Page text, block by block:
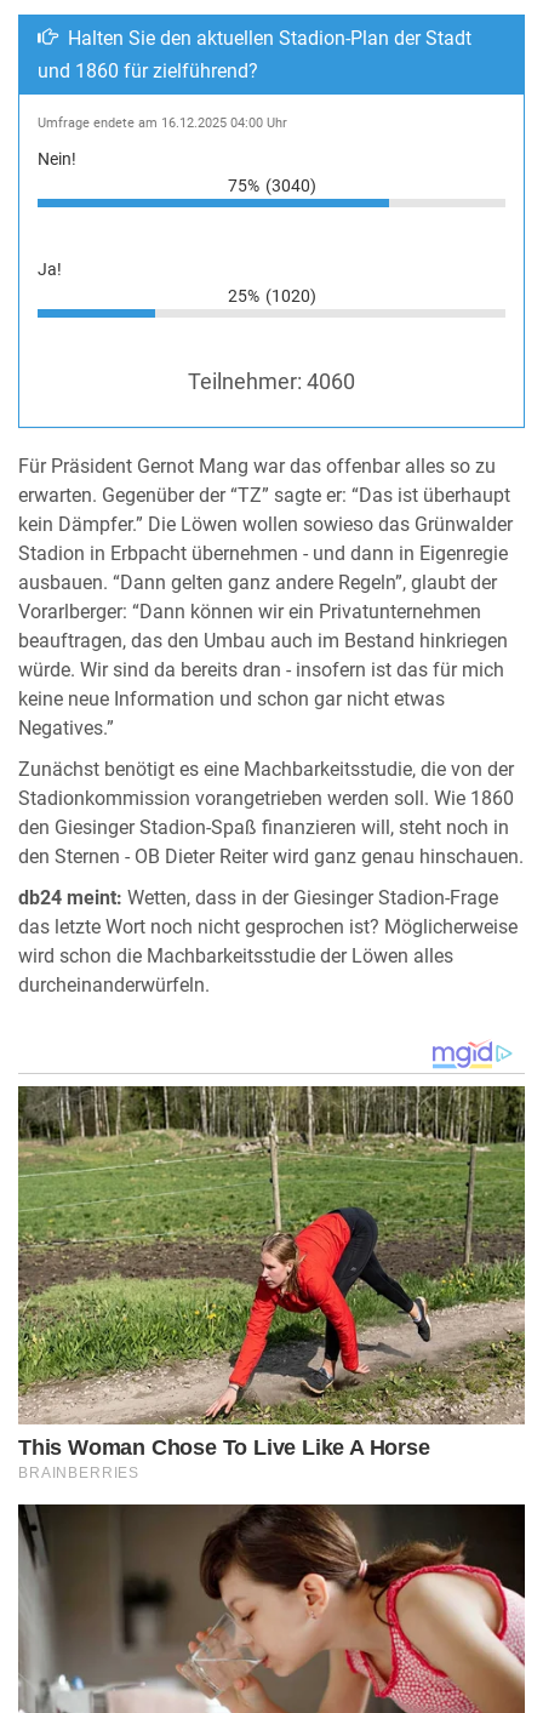
Halten Sie den aktuellen Stadion-Plan der Stadt
und 1860 für zielführend?
Umfrage endete am 16.12.2025 04:00 Uhr
Nein!
75% (3040)
Ja!
25% (1020)
Teilnehmer: 4060
Für Präsident Gernot Mang war das offenbar alles so zu
erwarten. Gegenüber der “TZ” sagte er: “Das ist überhaupt
kein Dämpfer.” Die Löwen wollen sowieso das Grünwalder
Stadion in Erbpacht übernehmen - und dann in Eigenregie
ausbauen. “Dann gelten ganz andere Regeln”, glaubt der
Vorarlberger: “Dann können wir ein Privatunternehmen
beauftragen, das den Umbau auch im Bestand hinkriegen
würde. Wir sind da bereits dran - insofern ist das für mich
keine neue Information und schon gar nicht etwas
Negatives.”
Zunächst benötigt es eine Machbarkeitsstudie, die von der
Stadionkommission vorangetrieben werden soll. Wie 1860
den Giesinger Stadion-Spaß finanzieren will, steht noch in
den Sternen - OB Dieter Reiter wird ganz genau hinschauen.
db24 meint: Wetten, dass in der Giesinger Stadion-Frage
das letzte Wort noch nicht gesprochen ist? Möglicherweise
wird schon die Machbarkeitsstudie der Löwen alles
durcheinanderwürfeln.